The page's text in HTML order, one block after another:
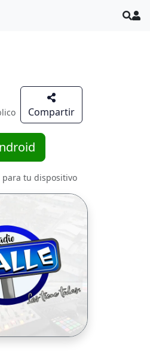
Compartir
para tu dispositivo